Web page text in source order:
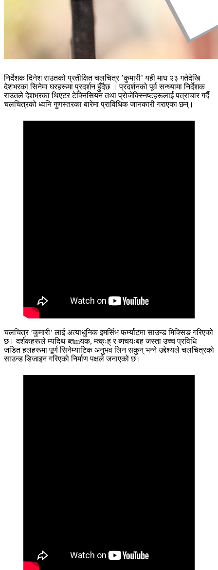
निर्देशक दिनेश राउतको प्रतीक्षित चलचित्र ’कुमारी’ यही माघ २३ गतेदेखि
देशभरका सिनेमा घरहरूमा प्रदर्शन हुँदैछ । प्रदर्शनको पूर्व सन्ध्यामा निर्देशक
राउतले देशभरका थिएटर टेक्निसियन तथा प्रोजेक्स्निष्टहरूलाई पत्राचार गर्दै
चलचित्रको ध्वनि गुणस्तरका बारेमा प्राविधिक जानकारी गराएका छन्।
चलचित्र ’कुमारी’ लाई अत्याधुनिक इमर्सिभ फर्म्याटमा साउन्ड मिक्सिङ गरिएको
छ। दर्शकहरूले म्यदिथ ब्तmयक, म्त्क्ःह् र ब्गचयःबह जस्ता उच्च प्रविधि
जडित हलहरूमा पूर्ण सिनेम्याटिक अनुभव लिन सकुन् भन्ने उद्देश्यले चलचित्रको
साउन्ड डिजाइन गरिएको निर्माण पक्षले जनाएको छ।